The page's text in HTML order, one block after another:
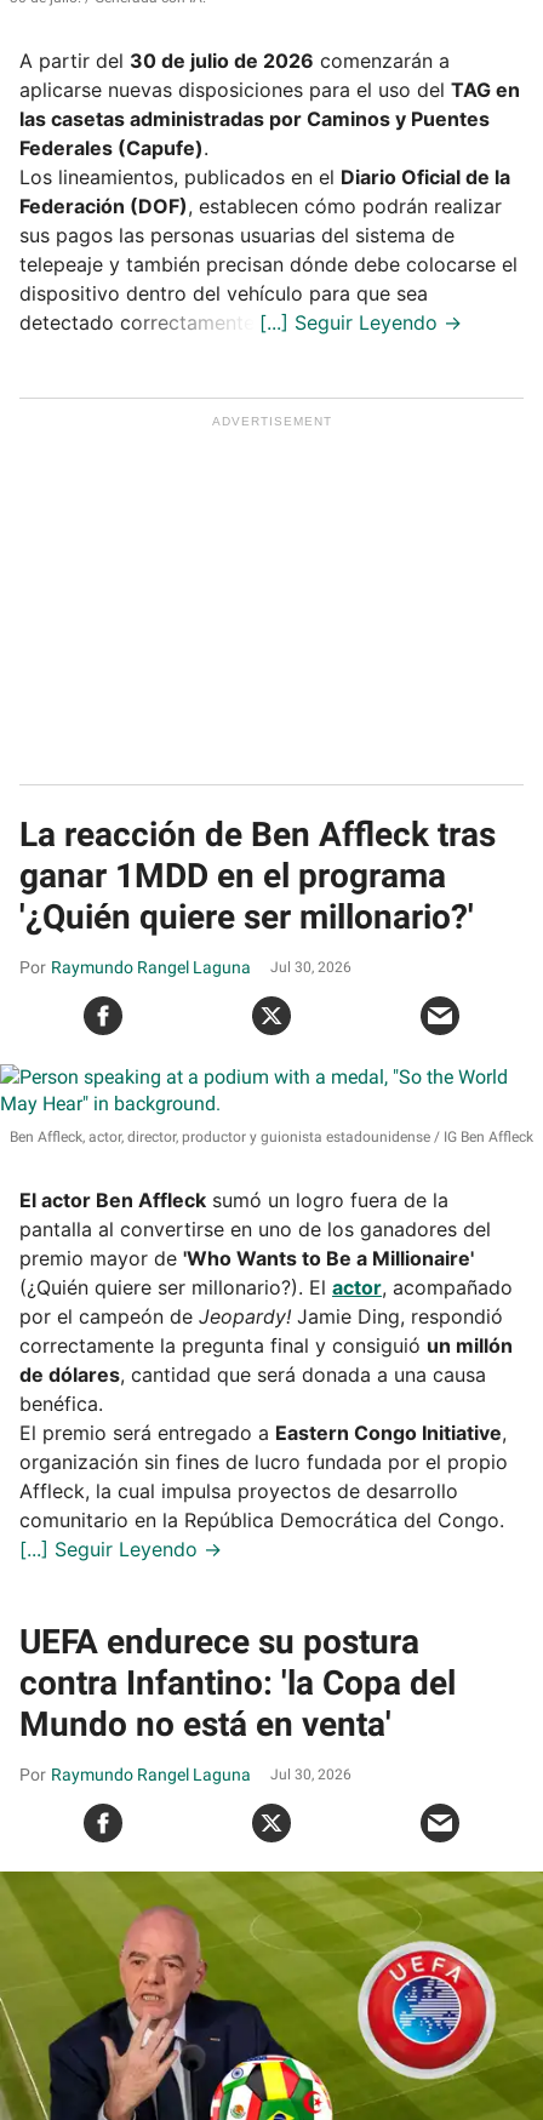
A partir del 30 de julio de 2026 comenzarán a
aplicarse nuevas disposiciones para el uso del TAG en
las casetas administradas por Caminos y Puentes
Federales (Capufe).
Los lineamientos, publicados en el Diario Oficial de la
Federación (DOF), establecen cómo podrán realizar
sus pagos las personas usuarias del sistema de
telepeaje y también precisan dónde debe colocarse el
dispositivo dentro del vehículo para que sea
detectado correctamente.
La reacción de Ben Affleck tras
ganar 1MDD en el programa
'¿Quién quiere ser millonario?'
Raymundo Rangel Laguna Jul 30, 2026
Ben Affleck, actor, director, productor y guionista estadounidense IG Ben Affleck
El actor Ben Affleck sumó un logro fuera de la
pantalla al convertirse en uno de los ganadores del
premio mayor de 'Who Wants to Be a Millionaire'
(¿Quién quiere ser millonario?). El actor, acompañado
por el campeón de Jeopardy! Jamie Ding, respondió
correctamente la pregunta final y consiguió un millón
de dólares, cantidad que será donada a una causa
benéfica.
El premio será entregado a Eastern Congo Initiative,
organización sin fines de lucro fundada por el propio
Affleck, la cual impulsa proyectos de desarrollo
comunitario en la República Democrática del Congo.
UEFA endurece su postura
contra Infantino: 'la Copa del
Mundo no está en venta'
Raymundo Rangel Laguna Jul 30, 2026